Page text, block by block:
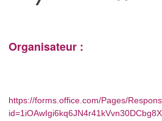
Organisateur :
https://forms.office.com/Pages/